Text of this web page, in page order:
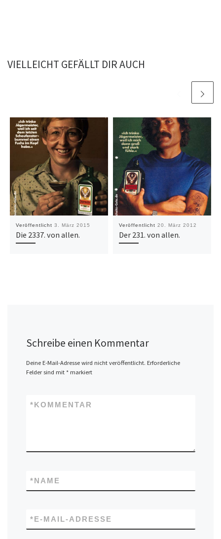
VIELLEICHT GEFÄLLT DIR AUCH
Veröffentlicht 3. März 2015
Die 2337. von allen.
Veröffentlicht 20. März 2012
Der 231. von allen.
Schreibe einen Kommentar
Deine E-Mail-Adresse wird nicht veröffentlicht. Erforderliche
Felder sind mit *markiert
KOMMENTAR
*
NAME
*
E-MAIL-ADRESSE
*